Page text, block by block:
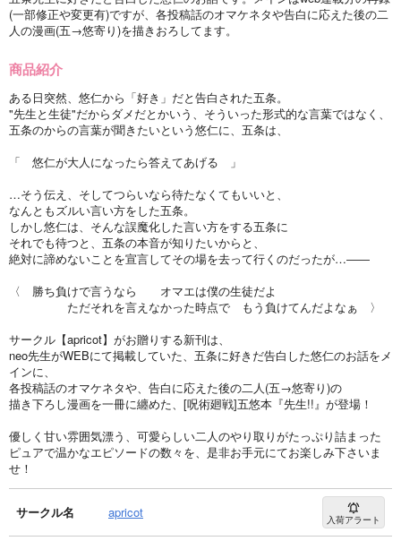
(一部修正や変更有)ですが、各投稿話のオマケネタや告白に応えた後の二
人の漫画(五→悠寄り)を描きおろしてます。
商品紹介
ある日突然、悠仁から「好き」だと告白された五条。
"先生と生徒"だからダメだとかいう、そういった形式的な言葉ではなく、
五条のからの言葉が聞きたいという悠仁に、五条は、
「 悠仁が大人になったら答えてあげる 」
…そう伝え、そしてつらいなら待たなくてもいいと、
なんともズルい言い方をした五条。
しかし悠仁は、そんな誤魔化した言い方をする五条に
それでも待つと、五条の本音が知りたいからと、
絶対に諦めないことを宣言してその場を去って行くのだったが…――
〈 勝ち負けで言うなら オマエは僕の生徒だよ
ただそれを言えなかった時点で もう負けてんだよなぁ 〉
サークル【apricot】がお贈りする新刊は、
neo先生がWEBにて掲載していた、五条に好きだ告白した悠仁のお話をメ
インに、
各投稿話のオマケネタや、告白に応えた後の二人(五→悠寄り)の
描き下ろし漫画を一冊に纏めた、[呪術廻戦]五悠本『先生!!』が登場！
優しく甘い雰囲気漂う、可愛らしい二人のやり取りがたっぷり詰まった
ピュアで温かなエピソードの数々を、是非お手元にてお楽しみ下さいま
せ！
サークル名 apricot 入荷アラート